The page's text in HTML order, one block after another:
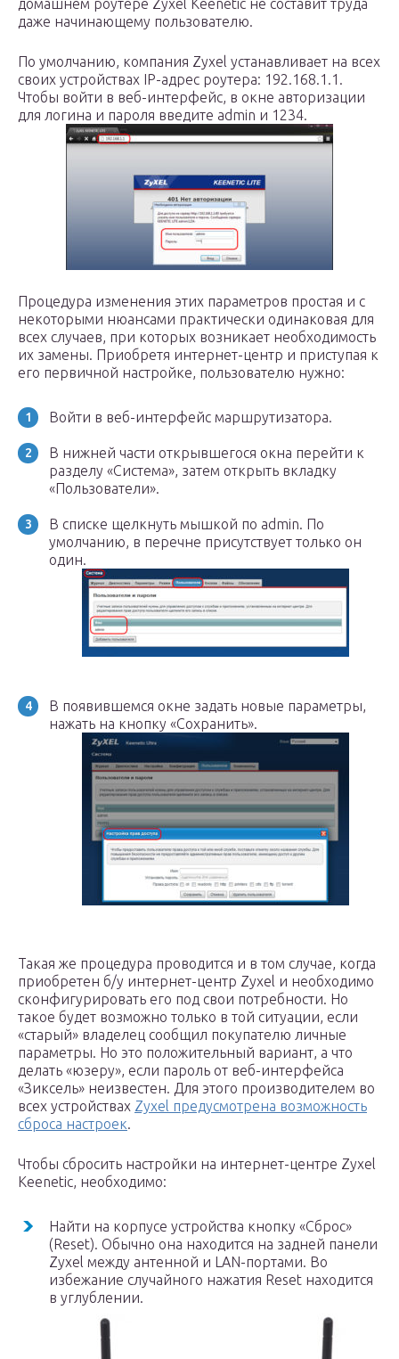
домашнем роутере Zyxel Keenetic не составит труда
даже начинающему пользователю.
По умолчанию, компания Zyxel устанавливает на всех
своих устройствах IP-адрес роутера: 192.168.1.1.
Чтобы войти в веб-интерфейс, в окне авторизации
для логина и пароля введите admin и 1234.
Процедура изменения этих параметров простая и с
некоторыми нюансами практически одинаковая для
всех случаев, при которых возникает необходимость
их замены. Приобретя интернет-центр и приступая к
его первичной настройке, пользователю нужно:
Войти в веб-интерфейс маршрутизатора.
В нижней части открывшегося окна перейти к
разделу «Система», затем открыть вкладку
«Пользователи».
В списке щелкнуть мышкой по admin. По
умолчанию, в перечне присутствует только он
один.
В появившемся окне задать новые параметры,
нажать на кнопку «Сохранить».
Такая же процедура проводится и в том случае, когда
приобретен б/у интернет-центр Zyxel и необходимо
сконфигурировать его под свои потребности. Но
такое будет возможно только в той ситуации, если
«старый» владелец сообщил покупателю личные
параметры. Но это положительный вариант, а что
делать «юзеру», если пароль от веб-интерфейса
«Зиксель» неизвестен. Для этого производителем во
всех устройствах Zyxel предусмотрена возможность
сброса настроек.
Чтобы сбросить настройки на интернет-центре Zyxel
Keenetic, необходимо:
Найти на корпусе устройства кнопку «Сброс»
(Reset). Обычно она находится на задней панели
Zyxel между антенной и LAN-портами. Во
избежание случайного нажатия Reset находится
в углублении.